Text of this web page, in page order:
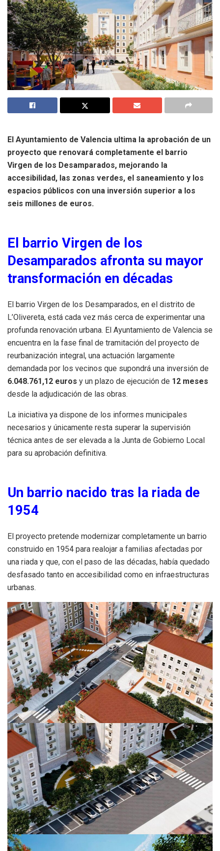
El Ayuntamiento de Valencia ultima la aprobación de un
proyecto que renovará completamente el barrio
Virgen de los Desamparados, mejorando la
accesibilidad, las zonas verdes, el saneamiento y los
espacios públicos con una inversión superior a los
seis millones de euros.
El barrio Virgen de los
Desamparados afronta su mayor
transformación en décadas
El barrio Virgen de los Desamparados, en el distrito de
L’Olivereta, está cada vez más cerca de experimentar una
profunda renovación urbana. El Ayuntamiento de Valencia se
encuentra en la fase final de tramitación del proyecto de
reurbanización integral, una actuación largamente
demandada por los vecinos que supondrá una inversión de
6.048.761,12 euros y un plazo de ejecución de 12 meses
desde la adjudicación de las obras.
La iniciativa ya dispone de los informes municipales
necesarios y únicamente resta superar la supervisión
técnica antes de ser elevada a la Junta de Gobierno Local
para su aprobación definitiva.
Un barrio nacido tras la riada de
1954
El proyecto pretende modernizar completamente un barrio
construido en 1954 para realojar a familias afectadas por
una riada y que, con el paso de las décadas, había quedado
desfasado tanto en accesibilidad como en infraestructuras
urbanas.